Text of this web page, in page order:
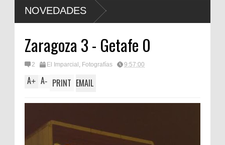
NOVEDADES
Zaragoza 3 - Getafe 0
2 El Imparcial , Fotografías 9:57:00
A+ A- PRINT EMAIL